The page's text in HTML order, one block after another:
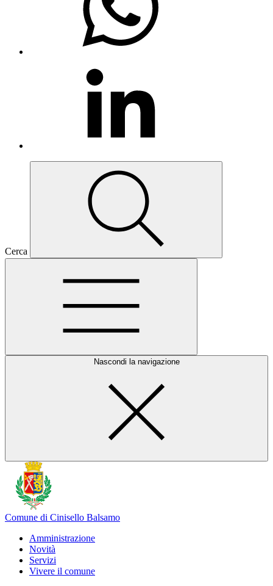
Cerca
Nascondi la navigazione
Comune di Cinisello Balsamo
Amministrazione
Novità
Servizi
Vivere il comune